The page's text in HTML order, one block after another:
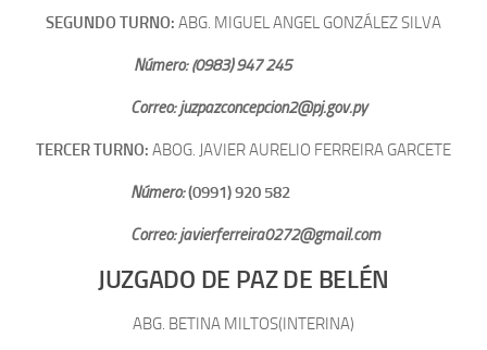
SEGUNDO TURNO: ABG. MIGUEL ANGEL GONZÁLEZ SILVA
Número: (0983) 947 245
Correo: juzpazconcepcion2@pj.gov.py
TERCER TURNO: ABOG. JAVIER AURELIO FERREIRA GARCETE
Número:(0991) 920 582
Correo: javierferreira0272@gmail.com
JUZGADO DE PAZ DE BELÉN
ABG. BETINA MILTOS(INTERINA)